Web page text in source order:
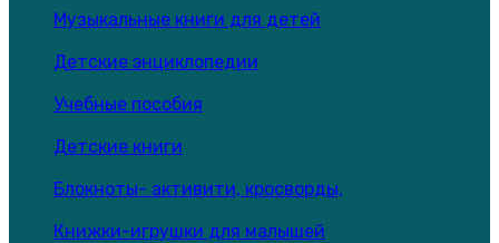
Музыкальные книги для детей
Детские энциклопедии
Учебные пособия
Детские книги
Блокноты- активити, кросворды,
Книжки-игрушки для малышей